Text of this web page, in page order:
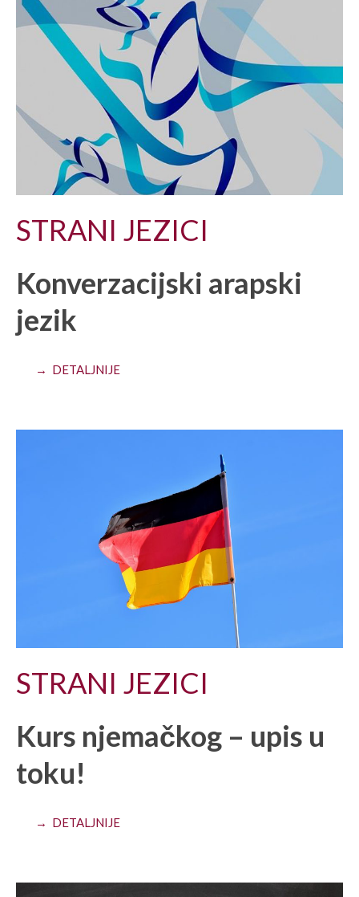
STRANI JEZICI
Konverzacijski arapski
jezik
→ DETALJNIJE
STRANI JEZICI
Kurs njemačkog – upis u
toku!
→ DETALJNIJE